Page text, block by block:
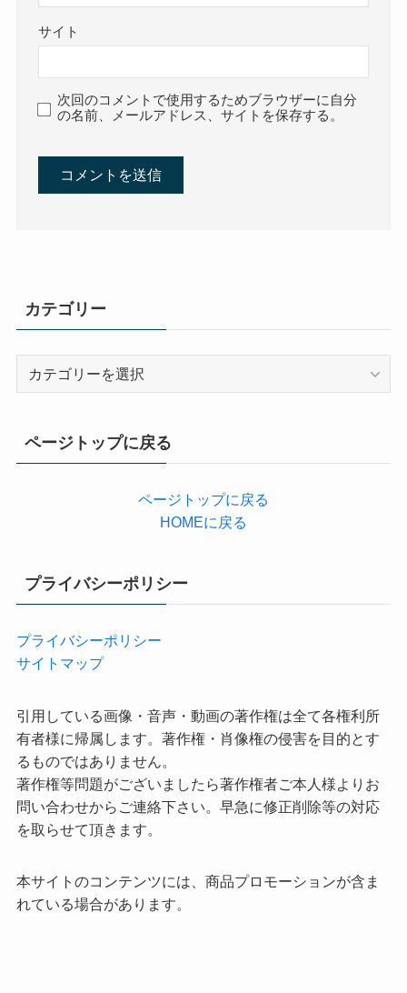
サイト
次回のコメントで使用するためブラウザーに自分
の名前、メールアドレス、サイトを保存する。
カテゴリー
ページトップに戻る
ページトップに戻る
HOMEに戻る
プライバシーポリシー
プライバシーポリシー
サイトマップ
引用している画像・音声・動画の著作権は全て各権利所
有者様に帰属します。著作権・肖像権の侵害を目的とす
るものではありません。
著作権等問題がございましたら著作権者ご本人様よりお
問い合わせからご連絡下さい。早急に修正削除等の対応
を取らせて頂きます。
本サイトのコンテンツには、商品プロモーションが含ま
れている場合があります。